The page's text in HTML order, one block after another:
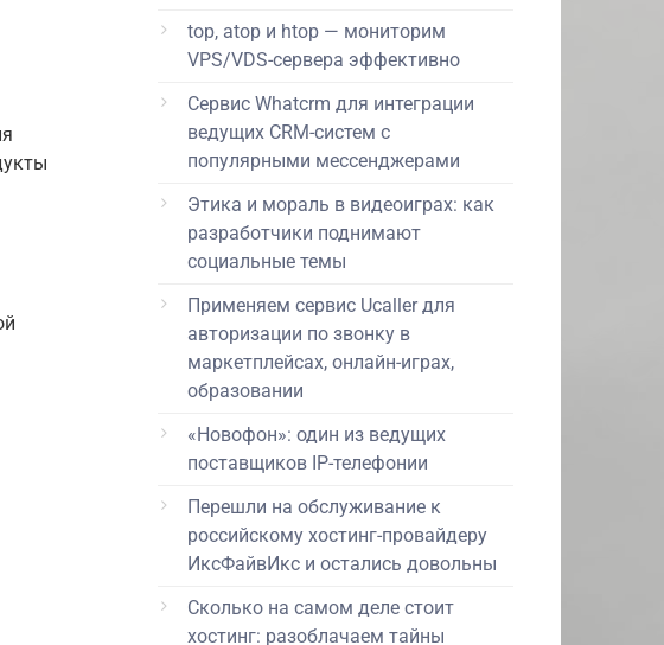
top, atop и htop — мониторим
VPS/VDS-сервера эффективно
Сервис Whatcrm для интеграции
ведущих CRM-систем с
популярными мессенджерами
Этика и мораль в видеоиграх: как
разработчики поднимают
социальные темы
Применяем сервис Ucaller для
авторизации по звонку в
маркетплейсах, онлайн-играх,
образовании
«Новофон»: один из ведущих
поставщиков IP-телефонии
Перешли на обслуживание к
российскому хостинг-провайдеру
ИксФайвИкс и остались довольны
Сколько на самом деле стоит
хостинг: разоблачаем тайны